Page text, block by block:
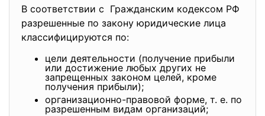
В соответствии с Гражданским кодексом РФ
разрешенные по закону юридические лица
классифицируются по:
цели деятельности (получение прибыли
или достижение любых других не
запрещенных законом целей, кроме
получения прибыли);
организационно-правовой форме, т. е. по
разрешенным видам организаций;